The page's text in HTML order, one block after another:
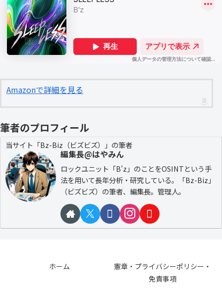
Amazonで詳細を見る
筆者のプロフィール
当サイト「Bz-Biz（ビズビズ）」の筆者
編集長@はやみん
ロックユニット「B'z」のことをOSINTという手
法を用いて長年分析・研究している。「Bz-Biz」
（ビズビズ）の筆者、編集長。管理人。
ホーム
憲章・プライバシーポリシー・
免責事項